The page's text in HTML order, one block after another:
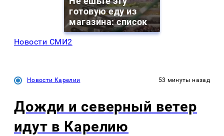
готовую еду из
магазина: список
Новости СМИ2
Новости Карелии 53 минуты назад
Дожди и северный ветер
идут в Карелию